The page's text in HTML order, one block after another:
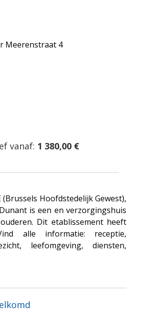
Meerenstraat 4
vanaf: 1 380,00 €
(Brussels Hoofdstedelijk Gewest),
is een en verzorgingshuis
Dit etablissement heeft
alle informatie: receptie,
leefomgeving, diensten,